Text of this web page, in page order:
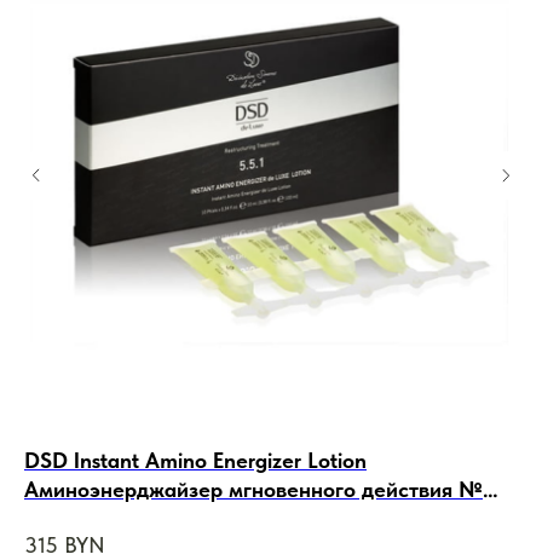
DSD Instant Amino Energizer Lotion
Аминоэнерджайзер мгновенного действия №
315 BYN